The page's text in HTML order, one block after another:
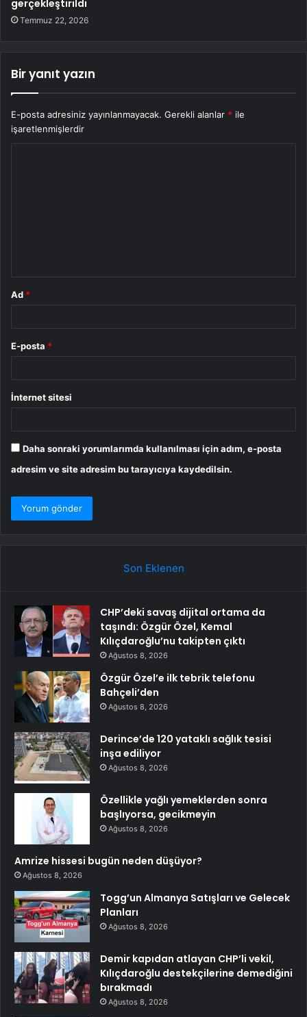
gerçekleştirildi
Temmuz 22, 2026
Bir yanıt yazın
E-posta adresiniz yayınlanmayacak. Gerekli alanlar * ile
işaretlenmişlerdir
Ad *
E-posta *
İnternet sitesi
Daha sonraki yorumlarımda kullanılması için adım, e-posta
adresim ve site adresim bu tarayıcıya kaydedilsin.
Son Eklenen
CHP’deki savaş dijital ortama da
taşındı: Özgür Özel, Kemal
Kılıçdaroğlu’nu takipten çıktı
Ağustos 8, 2026
Özgür Özel’e ilk tebrik telefonu
Bahçeli’den
Ağustos 8, 2026
Derince’de 120 yataklı sağlık tesisi
inşa ediliyor
Ağustos 8, 2026
Özellikle yağlı yemeklerden sonra
başlıyorsa, gecikmeyin
Ağustos 8, 2026
Amrize hissesi bugün neden düşüyor?
Ağustos 8, 2026
Togg’un Almanya Satışları ve Gelecek
Planları
Ağustos 8, 2026
Demir kapıdan atlayan CHP’li vekil,
Kılıçdaroğlu destekçilerine demediğini
bırakmadı
Ağustos 8, 2026